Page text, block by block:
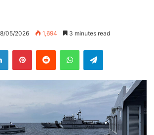
05/2026 1,694 3 minutes read